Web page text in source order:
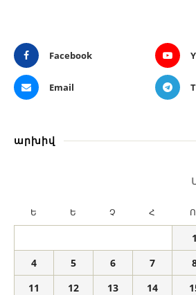
Facebook
Email
արխիվ
Ե Ե Չ Հ
1
4
5 6 7
11
12 13 14